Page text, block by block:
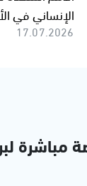
الإنساني في
17.07.2026
مباشرة